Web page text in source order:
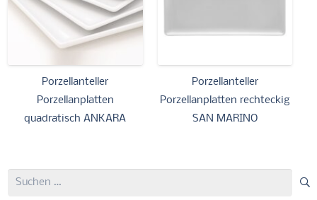
Porzellanteller
Porzellanplatten
quadratisch ANKARA
Porzellanteller
Porzellanplatten rechteckig
SAN MARINO
Suchen